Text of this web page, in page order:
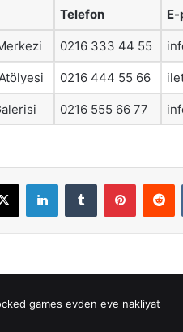
Telefon
0216 333 44 55
0216 444 55 66
0216 555 66 77
X LinkedInTumblr Pinterest
games evden eve nakliyat